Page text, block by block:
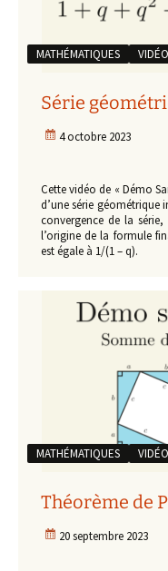
MATHÉMATIQUES
Série
4 octobre 2023
Cette vidéo de « Démo
d’une série géométrique
convergence de la
l’origine de la formule
est égale à 1/(1 – q).
MATHÉMATIQUES
Théorème de
20 septembre 2023